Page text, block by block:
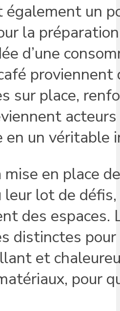
également un
la
d’une
sur place,
un véritable
en place
lot de
des espaces.
distinctes
et
pour